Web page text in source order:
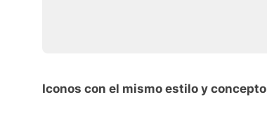
Iconos con el mismo estilo y concepto